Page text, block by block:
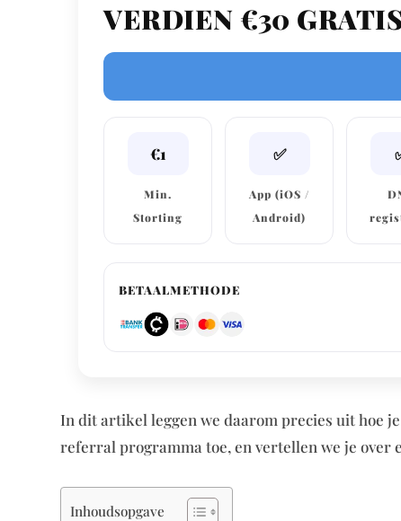
VERDIEN €30
€1
Min.
Storting
✅
App (iOS /
Android)
BETAALMETHODE
In dit artikel leggen we daarom precies uit hoe
referral programma toe, en vertellen we je over
Inhoudsopgave